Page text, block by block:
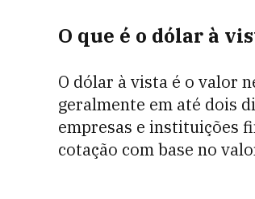
O que é o dólar à
O dólar à vista é o valor
geralmente em até dois
empresas e instituições
cotação com base no